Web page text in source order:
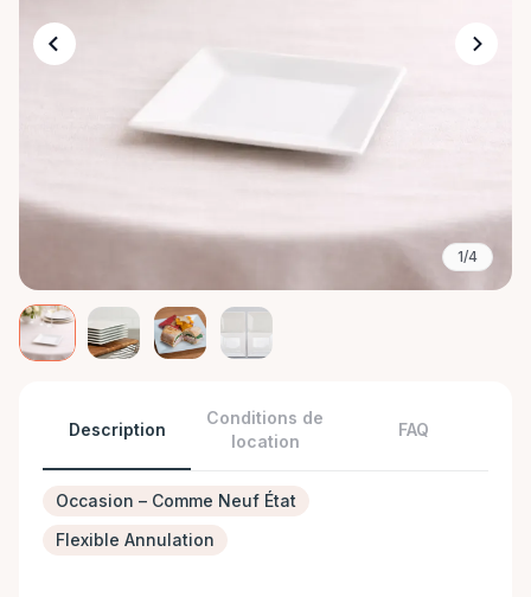
1/4
Description
Conditions de
location
FAQ
Occasion – Comme Neuf État
Flexible Annulation